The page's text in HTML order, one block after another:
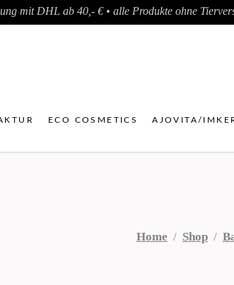
mit DHL ab 40,- € • alle Produkte ohne
ECO COSMETICS AJOVITA/
Home / Shop /